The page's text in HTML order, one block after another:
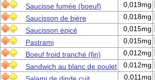
Saucisse fumée (boeuf)
0,019mg
Saucisson de bière
0,018mg
Saucisson épicé
0,015mg
Pastrami
0,015mg
Boeuf froid tranché (fin)
0,012mg
Sandwich au blanc de poulet
0,012mg
0,011mg